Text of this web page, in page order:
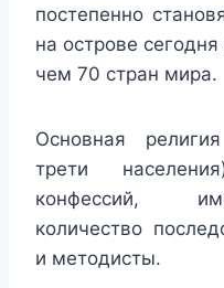
постепенно
на острове
чем 70 стран мира.
Основная
трети
конфессий,
количество
и методисты.